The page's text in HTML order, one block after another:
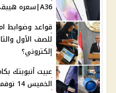
A36|سعره هيبقي كام؟
للصف الأول
إلكتروني؟
عبيت أنبوبتك